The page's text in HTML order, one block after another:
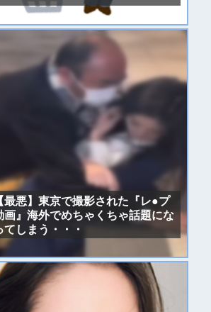
最悪】東京で撮影された『レ●プ
画』海外でめちゃくちゃ話題にな
てしまう・・・